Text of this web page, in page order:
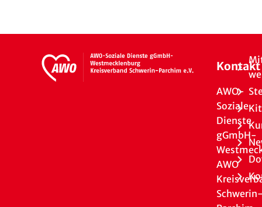
Kontakt
AWO-
Soziale
Dienste
gGmbH-
AWO